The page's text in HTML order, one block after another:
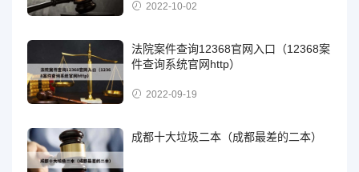
2022-10-02
法院案件查询12368官网入口（12368案
件查询系统官网http）
2022-09-19
成都十大垃圾二本（成都最差的二本）